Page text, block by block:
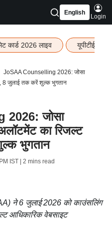
English
Login
कार्ड 2026 लाइव यूपीटीईटी
JoSAA Counselling 2026: जोसा
8 जुलाई तक करें शुल्क भुगतान
जोसा
का रिजल्ट
भुगतान
IST| 2 mins read
ने 6 जुलाई 2026 को काउंसलिंग
आधिकारिक वेबसाइट